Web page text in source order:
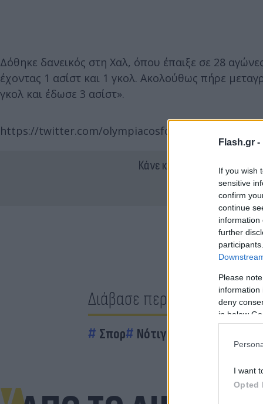
Flash.gr -
If you wish
sensitive
confirm
continue
information
further
Please
information
deny
in below
I want
Opted
Δόθηκε δανεικός στη Χαλ, όπου έπαιξε σε 28
έχοντας 1 ασίστ και 1 γκολ. Ακολούθως πήρε
γκολ και έδωσε 3 ασίστ».
https://twitter.com/olympiacosfc/status/
Κάνε κλικ και δες
Διάβασε περισσότερα
Σπορ Νότιγχαμ Φόρεστ